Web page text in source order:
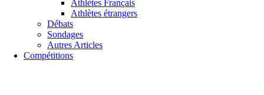
Athlètes Français
Athlètes étrangers
Débats
Sondages
Autres Articles
Compétitions